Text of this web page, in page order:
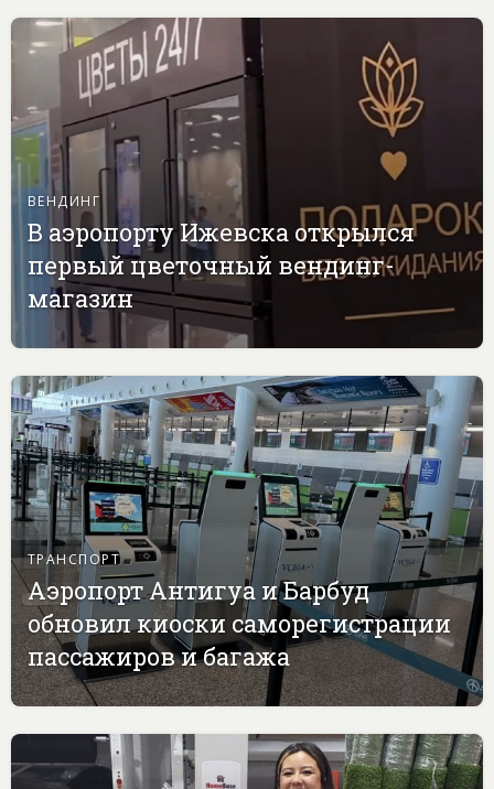
ВЕНДИНГ
В аэропорту Ижевска открылся
первый цветочный вендинг-
магазин
ТРАНСПОРТ
Аэропорт Антигуа и Барбуд
обновил киоски саморегистрации
пассажиров и багажа